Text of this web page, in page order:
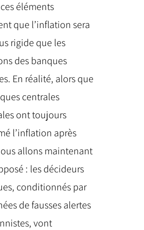
éléments
que l’inflation sera
rigide que les
des banques
En réalité, alors que
centrales
ont toujours
l’inflation après
allons maintenant
: les décideurs
conditionnés par
de fausses alertes
vont